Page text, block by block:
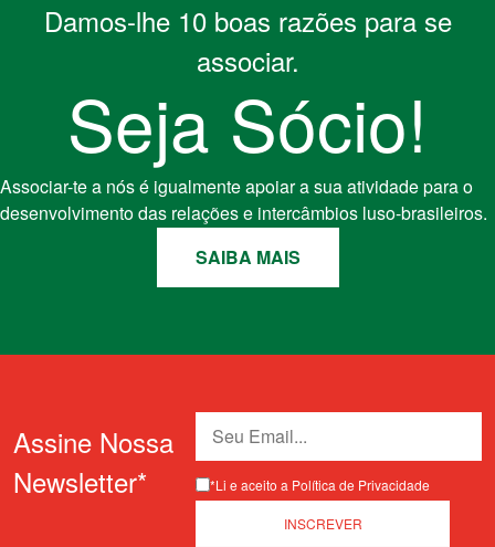
Damos-lhe 10 boas razões para se
associar.
Seja Sócio!
Associar-te a nós é igualmente apoiar a sua atividade para o
desenvolvimento das relações e intercâmbios luso-brasileiros.
SAIBA MAIS
Assine Nossa
Newsletter*
*Li e aceito a Política de Privacidade